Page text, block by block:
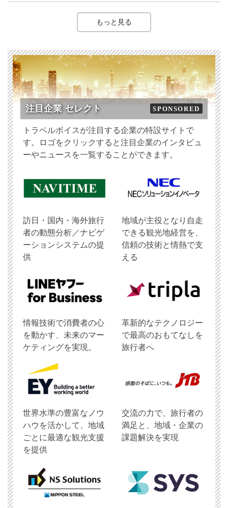
もっと見る
注目企業 セレクト SPONSORED
トラベルボイスが注目する企業の特設サイトで
す。ロゴをクリックすると注目企業のインタビュ
ーやニュースを一覧することができます。
訪日・国内・海外旅行
者の動態分析／ナビゲ
ーションシステムの提
供
地域が主役となり自走
できる観光地経営を、
信頼の技術と情熱で支
える
情報技術で消費者の心
を動かす、未来のマー
ケティングを実現。
革新的なテクノロジー
で最高のおもてなしを
旅行者へ
世界水準の豊富なノウ
ハウを活かして、地域
ごとに最適な観光支援
を提供
交流の力で、旅行者の
満足と、地域・企業の
課題解決を実現